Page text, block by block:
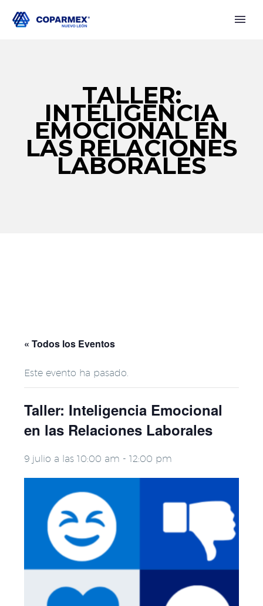
TALLER:
INTELIGENCIA
EMOCIONAL EN
LAS RELACIONES
LABORALES
« Todos los Eventos
Este evento ha pasado.
Taller: Inteligencia Emocional
en las Relaciones Laborales
9 julio a las 10:00 am - 12:00 pm